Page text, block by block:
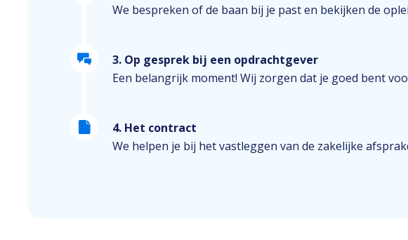
We bespreken of de baan bij je past en bekijken de
3. Op gesprek bij een opdrachtgever
Een belangrijk moment! Wij zorgen dat je goed bent
4. Het contract
We helpen je bij het vastleggen van de zakelijke